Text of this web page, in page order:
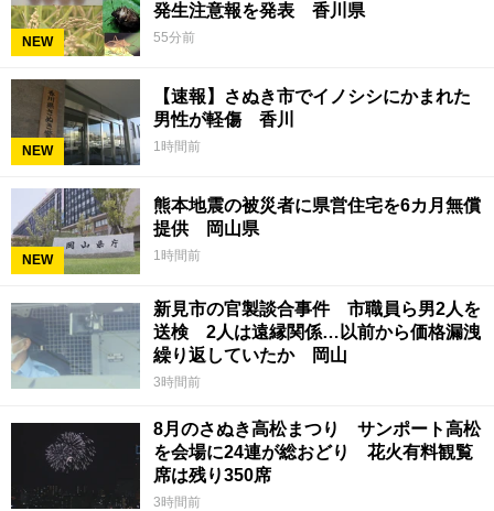
NEW
発生注意報を発表 香川県
55分前
NEW
【速報】さぬき市でイノシシにかまれた
男性が軽傷 香川
1時間前
NEW
熊本地震の被災者に県営住宅を6カ月無償
提供 岡山県
1時間前
新見市の官製談合事件 市職員ら男2人を
送検 2人は遠縁関係…以前から価格漏洩
繰り返していたか 岡山
3時間前
8月のさぬき高松まつり サンポート高松
を会場に24連が総おどり 花火有料観覧
席は残り350席
3時間前